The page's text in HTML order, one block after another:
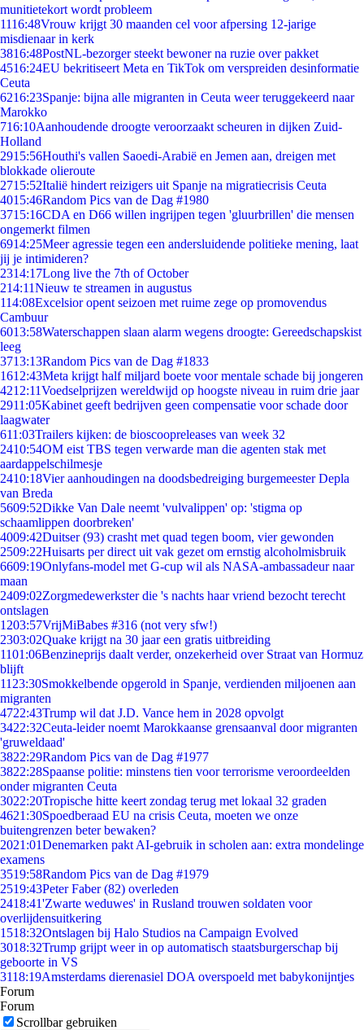
munitietekort wordt probleem
1116:48Vrouw krijgt 30 maanden cel voor afpersing 12-jarige
misdienaar in kerk
3816:48PostNL-bezorger steekt bewoner na ruzie over pakket
4516:24EU bekritiseert Meta en TikTok om verspreiden desinformatie
Ceuta
6216:23Spanje: bijna alle migranten in Ceuta weer teruggekeerd naar
Marokko
716:10Aanhoudende droogte veroorzaakt scheuren in dijken Zuid-
Holland
2915:56Houthi's vallen Saoedi-Arabië en Jemen aan, dreigen met
blokkade olieroute
2715:52Italië hindert reizigers uit Spanje na migratiecrisis Ceuta
4015:46Random Pics van de Dag #1980
3715:16CDA en D66 willen ingrijpen tegen 'gluurbrillen' die mensen
ongemerkt filmen
6914:25Meer agressie tegen een andersluidende politieke mening, laat
jij je intimideren?
2314:17Long live the 7th of October
214:11Nieuw te streamen in augustus
114:08Excelsior opent seizoen met ruime zege op promovendus
Cambuur
6013:58Waterschappen slaan alarm wegens droogte: Gereedschapskist
leeg
3713:13Random Pics van de Dag #1833
1612:43Meta krijgt half miljard boete voor mentale schade bij jongeren
4212:11Voedselprijzen wereldwijd op hoogste niveau in ruim drie jaar
2911:05Kabinet geeft bedrijven geen compensatie voor schade door
laagwater
611:03Trailers kijken: de bioscoopreleases van week 32
2410:54OM eist TBS tegen verwarde man die agenten stak met
aardappelschilmesje
2410:18Vier aanhoudingen na doodsbedreiging burgemeester Depla
van Breda
5609:52Dikke Van Dale neemt 'vulvalippen' op: 'stigma op
schaamlippen doorbreken'
4009:42Duitser (93) crasht met quad tegen boom, vier gewonden
2509:22Huisarts per direct uit vak gezet om ernstig alcoholmisbruik
6609:19Onlyfans-model met G-cup wil als NASA-ambassadeur naar
maan
2409:02Zorgmedewerkster die 's nachts haar vriend bezocht terecht
ontslagen
1203:57VrijMiBabes #316 (not very sfw!)
2303:02Quake krijgt na 30 jaar een gratis uitbreiding
1101:06Benzineprijs daalt verder, onzekerheid over Straat van Hormuz
blijft
11 23:30Smokkelbende opgerold in Spanje, verdienden miljoenen aan
migranten
4722:43Trump wil dat J.D. Vance hem in 2028 opvolgt
3422:32Ceuta-leider noemt Marokkaanse grensaanval door migranten
'gruweldaad'
3822:29Random Pics van de Dag #1977
3822:28Spaanse politie: minstens tien voor terrorisme veroordeelden
onder migranten Ceuta
3022:20Tropische hitte keert zondag terug met lokaal 32 graden
4621:30Spoedberaad EU na crisis Ceuta, moeten we onze
buitengrenzen beter bewaken?
2021:01Denemarken pakt AI-gebruik in scholen aan: extra mondelinge
examens
3519:58Random Pics van de Dag #1979
2519:43Peter Faber (82) overleden
2418:41'Zwarte weduwes' in Rusland trouwen soldaten voor
overlijdensuitkering
1518:32Ontslagen bij Halo Studios na Campaign Evolved
3018:32Trump grijpt weer in op automatisch staatsburgerschap bij
geboorte in VS
3118:19Amsterdams dierenasiel DOA overspoeld met babykonijntjes
Forum
Forum
Scrollbar gebruiken